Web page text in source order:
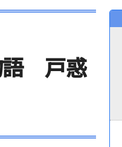
語 戸惑